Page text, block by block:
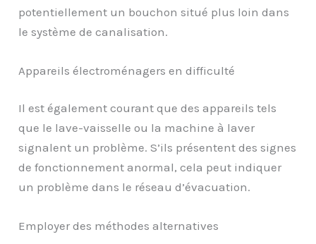
potentiellement un bouchon situé plus loin dans
le système de canalisation.
Appareils électroménagers en difficulté
Il est également courant que des appareils tels
que le lave-vaisselle ou la machine à laver
signalent un problème. S’ils présentent des signes
de fonctionnement anormal, cela peut indiquer
un problème dans le réseau d’évacuation.
Employer des méthodes alternatives